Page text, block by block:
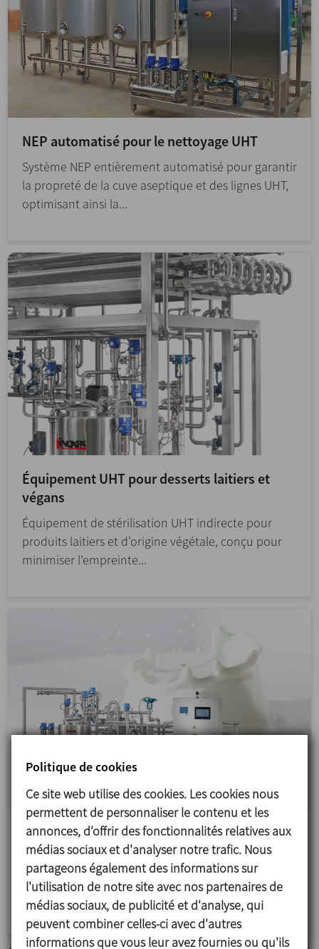
NEP automatisé pour le nettoyage UHT
Système NEP entièrement automatisé pour garantir
la propreté de la cuve aseptique et des lignes UHT,
optimisant ainsi la...
Équipement UHT pour desserts laitiers et
végans
Équipement de stérilisation UHT indirecte pour
produits laitiers et d'origine végétale, conçu pour
minimiser l’empreinte...
Ligne de production de produits laitiers
Conception, fabrication, installation et mise en
service d’une ligne complète de production de lait,
de yaourts et d’autres produits laitiers au...
Politique de cookies
Ce site web utilise des cookies. Les cookies nous
permettent de personnaliser le contenu et les
annonces, d'offrir des fonctionnalités relatives aux
médias sociaux et d'analyser notre trafic. Nous
partageons également des informations sur
l'utilisation de notre site avec nos partenaires de
médias sociaux, de publicité et d'analyse, qui
peuvent combiner celles-ci avec d'autres
informations que vous leur avez fournies ou qu'ils